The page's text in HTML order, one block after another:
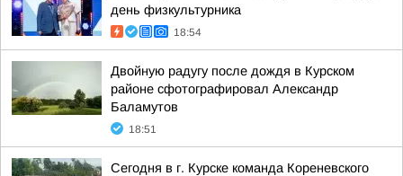
день физкультурника
18:54
Двойную радугу после дождя в Курском
районе сфотографировал Александр
Баламутов
18:51
Сегодня в г. Курске команда Кореневского